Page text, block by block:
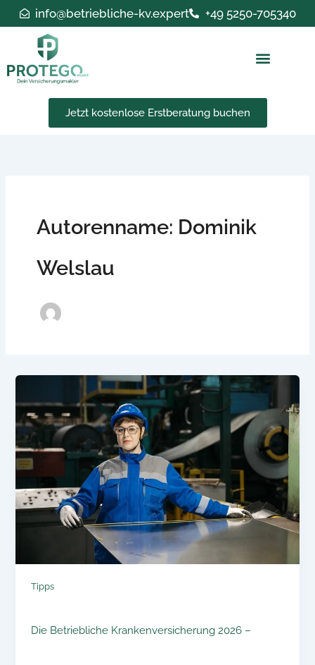
Inhalt
springen
info@betriebliche-kv.expert +49 5250-705340
Jetzt kostenlose Erstberatung buchen
Autorenname: Dominik
Welslau
Tipps
Die Betriebliche Krankenversicherung 2026 –